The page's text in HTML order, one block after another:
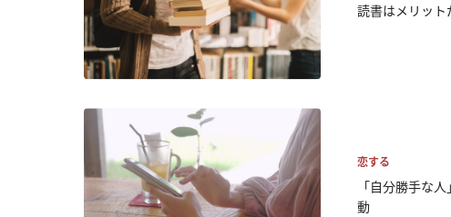
読書はメリッ
恋する
「自分勝手な
動